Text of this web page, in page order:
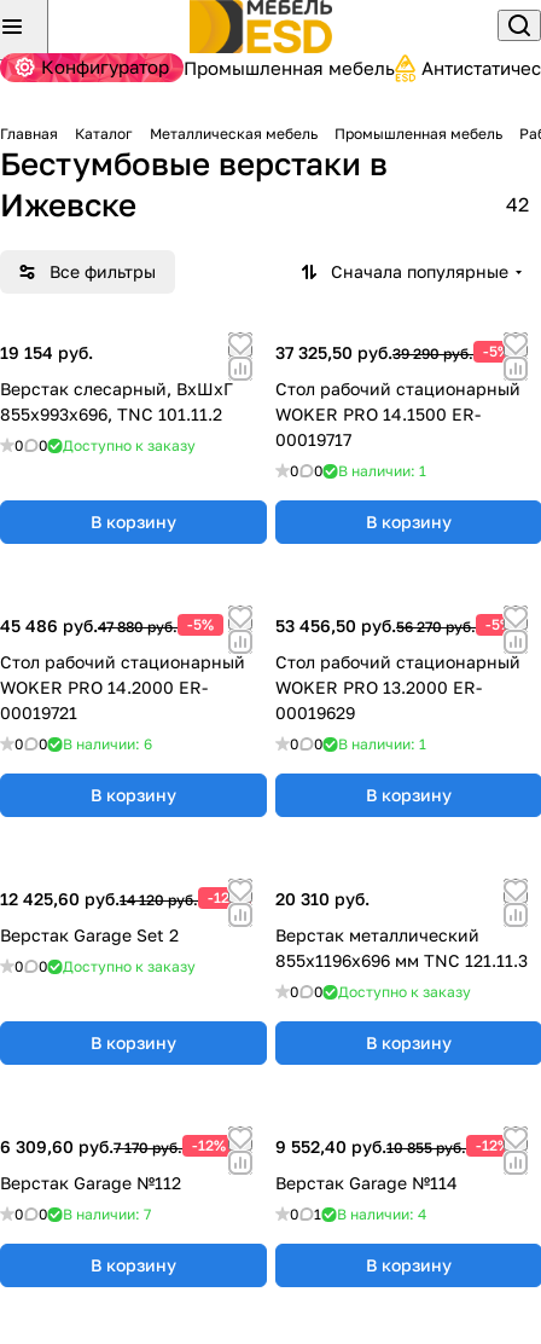
Конфигуратор Промышленная мебель
Главная Каталог Металлическая мебель Промышленная мебель
Бестумбовые верстаки в
Ижевске
42
Все фильтры Сначала популярные
19 154 руб.
Верстак слесарный, ВхШхГ
855x993x696, TNC 101.11.2
0 0 Доступно к заказу
В корзину
37 325,50 руб.39 290 руб. -5%
Стол рабочий стационарный
WOKER PRO 14.1500 ER-
00019717
0 0 В наличии: 1
В корзину
45 486 руб.47 880 руб. -5%
Стол рабочий стационарный
WOKER PRO 14.2000 ER-
00019721
0 0 В наличии: 6
В корзину
53 456,50 руб.56 270 руб. -5%
Стол рабочий стационарный
WOKER PRO 13.2000 ER-
00019629
0 0 В наличии: 1
В корзину
12 425,60 руб.14 120 руб. -12%
Верстак Garage Set 2
0 0 Доступно к заказу
В корзину
20 310 руб.
Верстак металлический
855x1196x696 мм TNC 121.11.3
0 0 Доступно к заказу
В корзину
6 309,60 руб.7 170 руб. -12%
Верстак Garage №112
0 0 В наличии: 7
В корзину
9 552,40 руб.10 855 руб. -12%
Верстак Garage №114
0 1 В наличии: 4
В корзину